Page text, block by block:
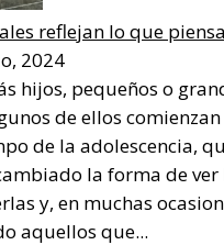
reflejan lo que
2024
hijos, pequeños o
de ellos comienzan
de la adolescencia,
la forma de ver
y, en muchas
aquellos que...